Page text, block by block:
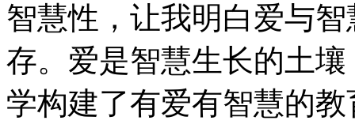
智慧性，让我明白爱与
存。爱是智慧生长的土
学构建了有爱有智慧的